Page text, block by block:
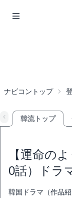
ナビコントップ
韓流トップ
【運命の
0話）ドラ
韓国ドラマ（作品紹